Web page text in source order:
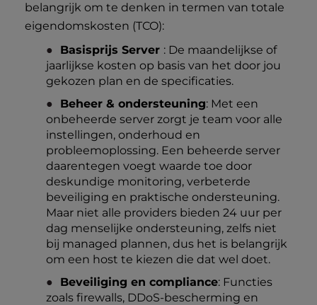
belangrijk om te denken in termen van totale
eigendomskosten (TCO):
Basisprijs Server : De maandelijkse of
jaarlijkse kosten op basis van het door jou
gekozen plan en de specificaties.
Beheer & ondersteuning: Met een
onbeheerde server zorgt je team voor alle
instellingen, onderhoud en
probleemoplossing. Een beheerde server
daarentegen voegt waarde toe door
deskundige monitoring, verbeterde
beveiliging en praktische ondersteuning.
Maar niet alle providers bieden 24 uur per
dag menselijke ondersteuning, zelfs niet
bij managed plannen, dus het is belangrijk
om een host te kiezen die dat wel doet.
Beveiliging en compliance: Functies
zoals firewalls, DDoS-bescherming en